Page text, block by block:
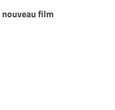
nouveau film